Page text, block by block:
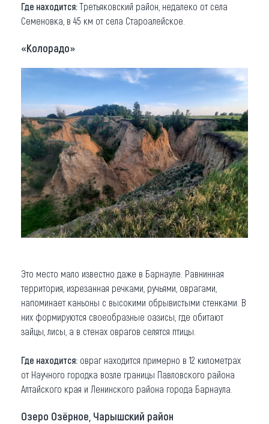
Где находится:Третьяковский район, недалеко от села
Семеновка, в 45 км от села Староалейское.
«Колорадо»
Это место мало известно даже в Барнауле. Равнинная
территория, изрезанная речками, ручьями, оврагами,
напоминает каньоны с высокими обрывистыми стенками. В
них формируются своеобразные оазисы, где обитают
зайцы, лисы, а в стенах оврагов селятся птицы.
Где находится: овраг находится примерно в 12 километрах
от Научного городка возле границы Павловского района
Алтайского края и Ленинского района города Барнаула.
Озеро Озёрное, Чарышский район